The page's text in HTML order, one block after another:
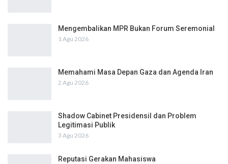
Mengembalikan MPR Bukan Forum Seremonial
1 Agu 2026
Memahami Masa Depan Gaza dan Agenda Iran
2 Agu 2026
Shadow Cabinet Presidensil dan Problem
Legitimasi Publik
3 Agu 2026
Reputasi Gerakan Mahasiswa